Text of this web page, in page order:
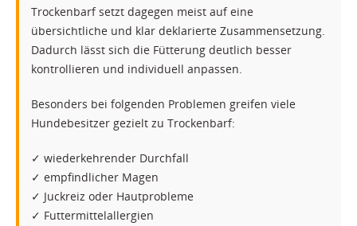
Trockenbarf setzt dagegen meist auf eine
übersichtliche und klar deklarierte Zusammensetzung.
Dadurch lässt sich die Fütterung deutlich besser
kontrollieren und individuell anpassen.
Besonders bei folgenden Problemen greifen viele
Hundebesitzer gezielt zu Trockenbarf:
✓ wiederkehrender Durchfall
✓ empfindlicher Magen
✓ Juckreiz oder Hautprobleme
✓ Futtermittelallergien